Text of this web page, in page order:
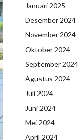
Januari 2025
Desember 2024
November 2024
Oktober 2024
September 2024
Agustus 2024
Juli 2024
Juni 2024
Mei 2024
April 2024